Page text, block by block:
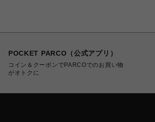
POCKET PARCO（公式アプリ）
コイン＆クーポンでPARCOでのお買い物
がオトクに